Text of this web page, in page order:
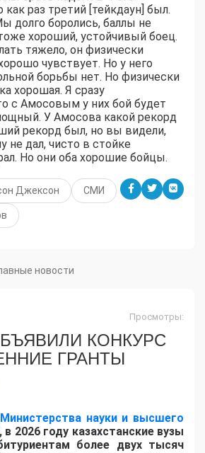
раз третий [тейкдаун] был.
долго боролись, баллы не
хороший, устойчивый боец.
тяжело, он физически
чувствует. Но у него
борьбы нет. Но физически
хорошая. Я сразу
с Амосовым у них бой будет
У Амосова какой рекорд
рекорд был, но вы видели,
не дал, чисто в стойке
Но они оба хорошие бойцы.
Джексон СМИ
новости
Просмотры:
КОНКУРС
ГРАНТЫ
Министерства науки и высшего
в 2026 году казахстанские вузы
более двух тысяч